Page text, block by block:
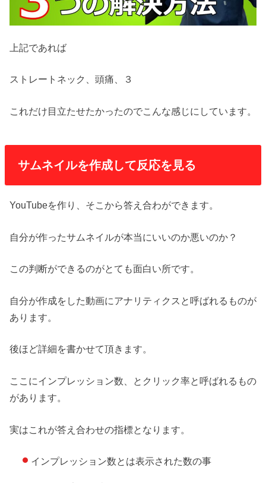
上記であれば
ストレートネック、頭痛、３
これだけ目立たせたかったのでこんな感じにしています。
サムネイルを作成して反応を見る
YouTubeを作り、そこから答え合わができます。
自分が作ったサムネイルが本当にいいのか悪いのか？
この判断ができるのがとても面白い所です。
自分が作成をした動画にアナリティクスと呼ばれるものが
あります。
後ほど詳細を書かせて頂きます。
ここにインプレッション数、とクリック率と呼ばれるもの
があります。
実はこれが答え合わせの指標となります。
インプレッション数とは表示された数の事